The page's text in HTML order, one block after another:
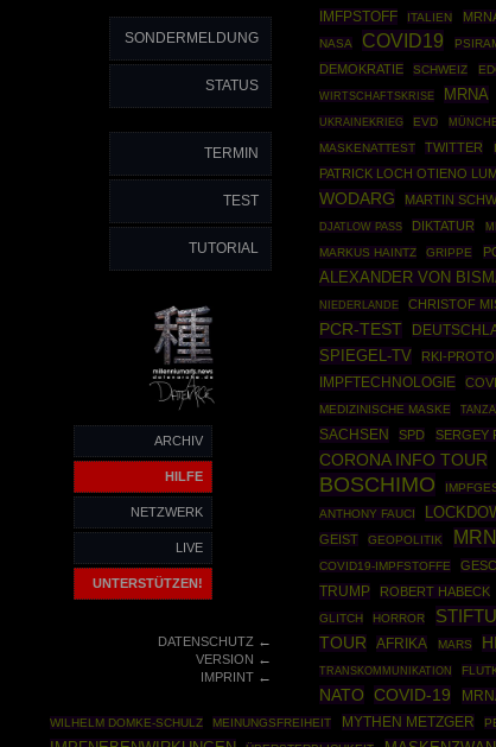
SONDERMELDUNG
STATUS
TERMIN
TEST
TUTORIAL
ARCHIV
HILFE
NETZWERK
LIVE
UNTERSTÜTZEN!
DATENSCHUTZ←
VERSION ←
IMPRINT←
IMFPSTOFF
ITALIEN
NASA
COVID19
DEMOKRATIE
SCHWEIZ
WIRTSCHAFTSKRISE
MRNA
UKRAINEKRIEG
EVD
MASKENATTEST TWITTER
PATRICK LOCH OTIENO
WODARG
MARTIN
DJATLOW PASS DIKTATUR
MARKUS HAINTZ GRIPPE
ALEXANDER VON
NIEDERLANDE CHRISTOF
PCR-TEST
SPIEGEL-TV
RKI-
IMPFTECHNOLOGIE
MEDIZINISCHE MASKE
SACHSEN
SPD SERGEY
CORONA INFO TOUR
BOSCHIMO
ANTHONY FAUCI
GEIST
GEOPOLITIK
COVID19-IMPFSTOFFE
TRUMP
ROBERT HABECK
GLITCH
HORROR
TOUR
AFRIKA MARS
TRANSKOMMUNIKATION
NATO COVID-19
WILHELM DOMKE-SCHULZ MEINUNGSFREIHEIT MYTHEN METZGER